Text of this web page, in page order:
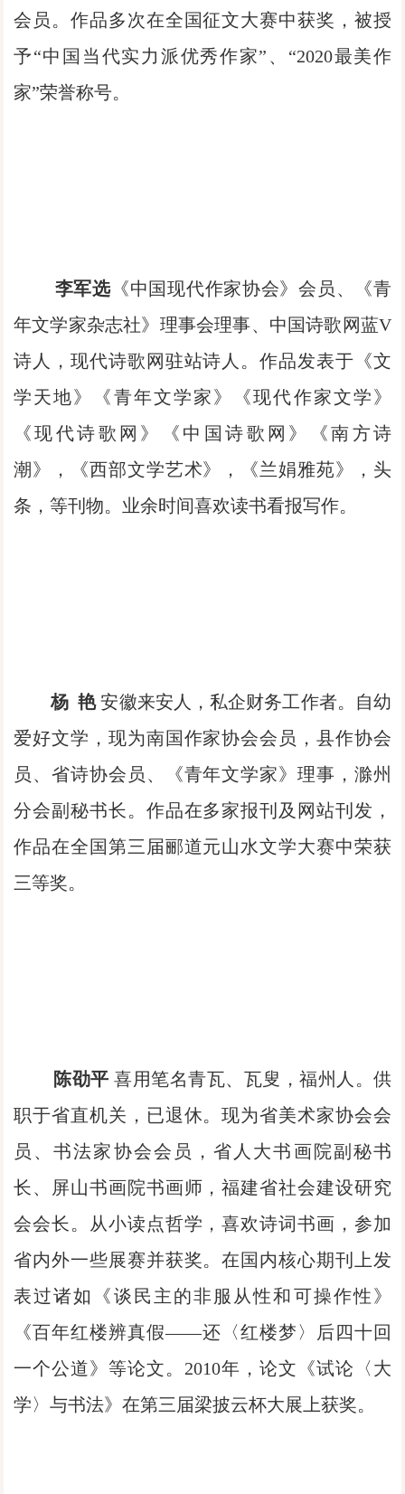
会员。作品多次在全国征文大赛中获奖，被授
予“中国当代实力派优秀作家”、“2020最美作
家”荣誉称号。
李军选《中国现代作家协会》会员、《青
年文学家杂志社》理事会理事、中国诗歌网蓝V
诗人，现代诗歌网驻站诗人。作品发表于《文
学天地》《青年文学家》《现代作家文学》
《现代诗歌网》《中国诗歌网》《南方诗
潮》，《西部文学艺术》，《兰娟雅苑》，头
条，等刊物。业余时间喜欢读书看报写作。
杨 艳安徽来安人，私企财务工作者。自幼
爱好文学，现为南国作家协会会员，县作协会
员、省诗协会员、《青年文学家》理事，滁州
分会副秘书长。作品在多家报刊及网站刊发，
作品在全国第三届郦道元山水文学大赛中荣获
三等奖。
陈劭平 喜用笔名青瓦、瓦叟，福州人。供
职于省直机关，已退休。现为省美术家协会会
员、书法家协会会员，省人大书画院副秘书
长、屏山书画院书画师，福建省社会建设研究
会会长。从小读点哲学，喜欢诗词书画，参加
省内外一些展赛并获奖。在国内核心期刊上发
表过诸如《谈民主的非服从性和可操作性》
《百年红楼辨真假——还〈红楼梦〉后四十回
一个公道》等论文。2010年，论文《试论〈大
学〉与书法》在第三届梁披云杯大展上获奖。